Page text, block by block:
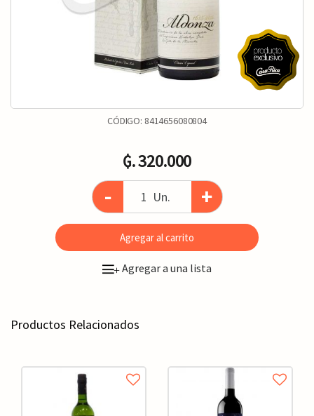
CÓDIGO: 8414656080804
₲. 320.000
- Un. +
Agregar al carrito
+Agregar a una lista
Productos Relacionados